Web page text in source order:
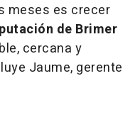
meses es crecer
de Brimer
cercana y
Jaume, gerente